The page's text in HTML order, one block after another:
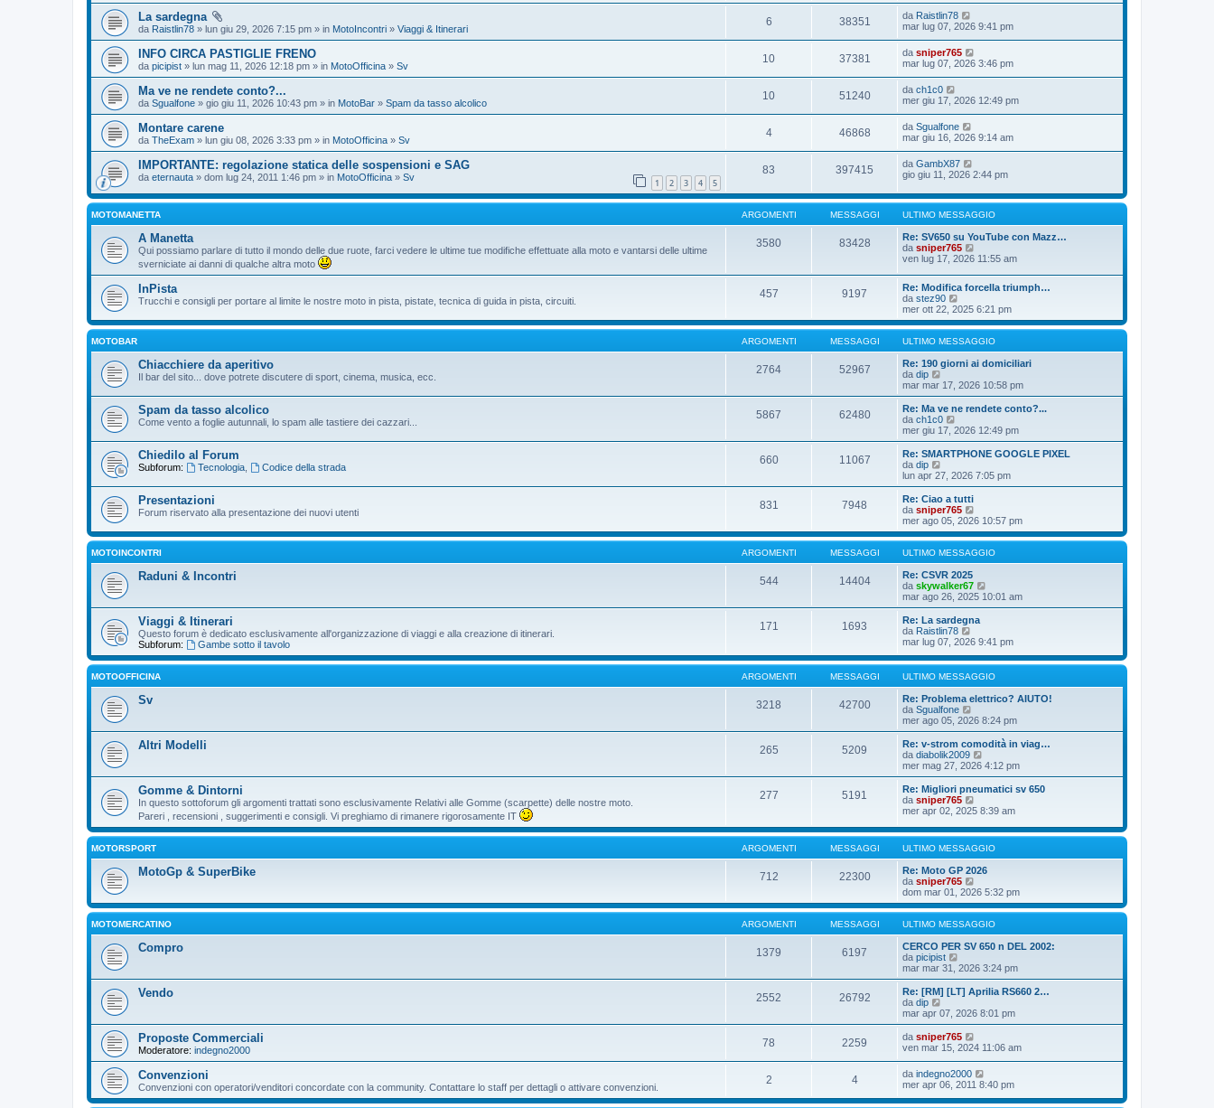
La sardegna
da Raistlin78 » lun giu 29, 2026 7:15 pm » in MotoIncontri » Viaggi & Itinerari
6 38351 da Raistlin78
mar lug 07, 2026 9:41 pm
INFO CIRCA PASTIGLIE FRENO
da picipist » lun mag 11, 2026 12:18 pm » in MotoOfficina » Sv
10 37381 da sniper765
mar lug 07, 2026 3:46 pm
Ma ve ne rendete conto?...
da Sgualfone » gio giu 11, 2026 10:43 pm » in MotoBar » Spam da tasso alcolico
10 51240 da ch1c0
mer giu 17, 2026 12:49 pm
Montare carene
da TheExam » lun giu 08, 2026 3:33 pm » in MotoOfficina » Sv
4 46868 da Sgualfone
mar giu 16, 2026 9:14 am
IMPORTANTE: regolazione statica delle sospensioni e SAG
1 2 3 4 5
da eternauta » dom lug 24, 2011 1:46 pm » in MotoOfficina » Sv
83 397415 da GambX87
gio giu 11, 2026 2:44 pm
MOTOMANETTA ARGOMENTI MESSAGGI ULTIMO MESSAGGIO
A Manetta
Qui possiamo parlare di tutto il mondo delle due ruote, farci vedere le ultime tue modifiche effettuate alla moto e vantarsi delle ultime
sverniciate ai danni di qualche altra moto
3580 83428
Re: SV650 su YouTube con Mazz…
da sniper765
e
i
u
t
i
m
o
m
e
s
a
g
i
o
ven lug 17, 2026 11:55 am
InPista
Trucchi e consigli per portare al limite le nostre moto in pista, pistate, tecnica di guida in pista, circuiti.
457 9197
Re: Modifica forcella triumph…
da stez90
e
d
i
u
l
t
m
o
m
s
a
g
g
i
mer ott 22, 2025 6:21 pm
MOTOBAR ARGOMENTI MESSAGGI ULTIMO MESSAGGIO
Chiacchiere da aperitivo
Il bar del sito... dove potrete discutere di sport, cinema, musica, ecc.
2764 52967
Re: 190 giorni ai domiciliari
da dip
e
d
i
u
l
i
m
o
m
s
s
a
g
i
mar mar 17, 2026 10:58 pm
Spam da tasso alcolico
Come vento a foglie autunnali, lo spam alle tastiere dei cazzari...
5867 62480
Re: Ma ve ne rendete conto?...
da ch1c0
e
d
i
l
i
m
o
m
e
s
s
a
g
g
i
mer giu 17, 2026 12:49 pm
Chiedilo al Forum
Subforum: Tecnologia, Codice della strada
660 11067
Re: SMARTPHONE GOOGLE PIXEL
da dip
e
d
i
u
l
i
m
o
m
e
s
g
g
i
o
lun apr 27, 2026 7:05 pm
Presentazioni
Forum riservato alla presentazione dei nuovi utenti
831 7948
Re: Ciao a tutti
da sniper765
e
d
i
u
l
m
o
m
s
a
g
g
i
o
mer ago 05, 2026 10:57 pm
MOTOINCONTRI ARGOMENTI MESSAGGI ULTIMO MESSAGGIO
Raduni & Incontri 544 14404
Re: CSVR 2025
da skywalker67
e
d
l
i
m
o
m
e
s
s
a
g
i
o
mar ago 26, 2025 10:01 am
Viaggi & Itinerari
Questo forum è dedicato esclusivamente all'organizzazione di viaggi e alla creazione di itinerari.
Subforum:
Gambe sotto il tavolo
171 1693
Re: La sardegna
da Raistlin78
e
i
u
t
i
m
o
e
s
s
a
g
g
i
o
mar lug 07, 2026 9:41 pm
MOTOOFFICINA ARGOMENTI MESSAGGI ULTIMO MESSAGGIO
Sv 3218 42700
Re: Problema elettrico? AIUTO!
da Sgualfone
e
d
i
u
l
m
o
m
e
s
s
a
g
g
i
o
mer ago 05, 2026 8:24 pm
Altri Modelli 265 5209
Re: v-strom comodità in viag…
da diabolik2009
e
d
i
l
i
m
o
m
e
s
a
g
g
i
o
mer mag 27, 2026 4:12 pm
Gomme & Dintorni
In questo sottoforum gli argomenti trattati sono esclusivamente Relativi alle Gomme (scarpette) delle nostre moto.
Pareri , recensioni , suggerimenti e consigli. Vi preghiamo di rimanere rigorosamente IT
277 5191
Re: Migliori pneumatici sv 650
da sniper765
e
i
l
i
o
m
s
a
g
i
o
mer apr 02, 2025 8:39 am
MOTORSPORT ARGOMENTI MESSAGGI ULTIMO MESSAGGIO
MotoGp & SuperBike 712 22300
Re: Moto GP 2026
da sniper765
e
d
i
u
l
t
m
o
m
e
s
g
g
i
o
dom mar 01, 2026 5:32 pm
MOTOMERCATINO ARGOMENTI MESSAGGI ULTIMO MESSAGGIO
Compro 1379 6197
CERCO PER SV 650 n DEL 2002:
da picipist
e
d
i
u
l
i
m
o
m
e
s
s
mar mar 31, 2026 3:24 pm
Vendo 2552 26792
Re: [RM] [LT] Aprilia RS660 2…
da dip
e
d
i
u
t
i
m
o
mar apr 07, 2026 8:01 pm
Proposte Commerciali
Moderatore: indegno2000
78 2259 da sniper765
e
i
u
l
t
ven mar 15, 2024 11:06 am
Convenzioni
Convenzioni con operatori/venditori concordate con la community. Contattare lo staff per dettagli o attivare convenzioni.
2 4 da indegno2000
e
i
mer apr 06, 2011 8:40 pm